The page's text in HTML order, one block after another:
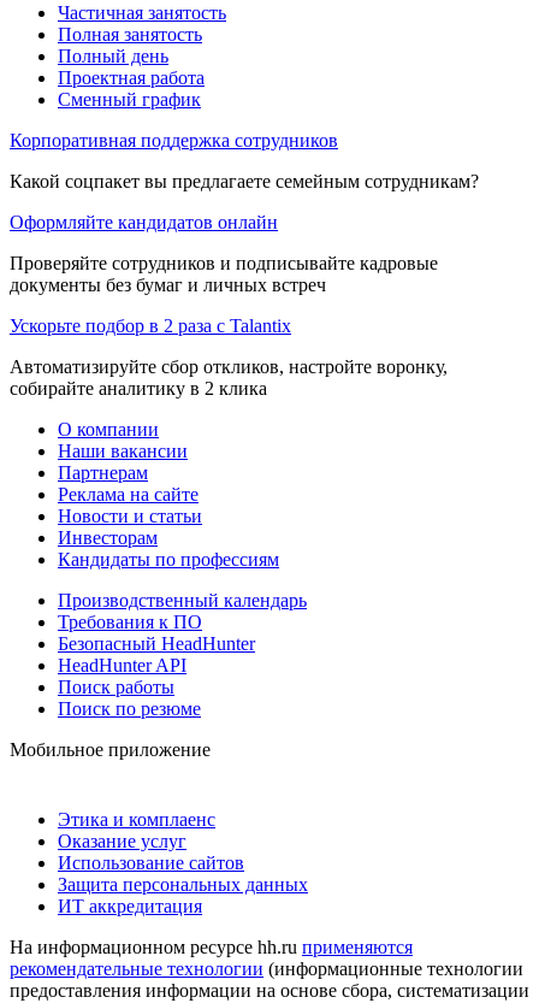
Частичная занятость
Полная занятость
Полный день
Проектная работа
Сменный график
Корпоративная поддержка сотрудников
Какой соцпакет вы предлагаете семейным сотрудникам?
Оформляйте кандидатов онлайн
Проверяйте сотрудников и подписывайте кадровые
документы без бумаг и личных встреч
Ускорьте подбор в 2 раза с Talantix
Автоматизируйте сбор откликов, настройте воронку,
собирайте аналитику в 2 клика
О компании
Наши вакансии
Партнерам
Реклама на сайте
Новости и статьи
Инвесторам
Кандидаты по профессиям
Производственный календарь
Требования к ПО
Безопасный HeadHunter
HeadHunter API
Поиск работы
Поиск по резюме
Мобильное приложение
Этика и комплаенс
Оказание услуг
Использование сайтов
Защита персональных данных
ИТ аккредитация
На информационном ресурсе hh.ru применяются
рекомендательные технологии (информационные технологии
предоставления информации на основе сбора, систематизации